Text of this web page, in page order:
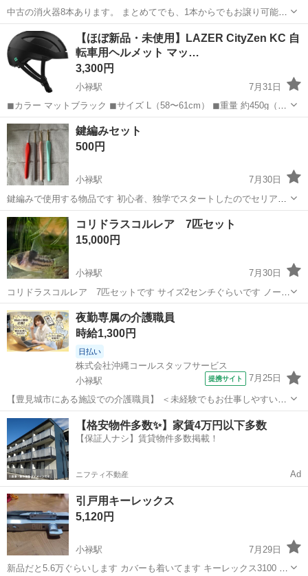
中古の消火器8本あります。 まとめてでも、1本からでもお譲り可能で
す。再利用いただける方がいらっしゃいましたら、ぜひご連絡くださ
い。 恐れ入りますが、写真以上の詳細情報は分かりかねますため、仕
様等に関するご質問にはお答え...
沖縄 豊見城市 小禄駅 その他
【ほぼ新品・未使用】LAZER CityZen KC 自
転車用ヘルメット マッ…
3,300円
小禄駅
7月31日
◼︎カラー マットブラック ◼︎サイズ L（58〜61cm） ◼︎重量 約450g（L
サイズ） ◼︎価格 3,300円（税込） ※市場価格は¥5,600〜¥8,580 ◼︎ 商品
の状態 箱か...
沖縄 那覇市 小禄駅 その他
鍵編みセット
500円
小禄駅
7月30日
鍵編みで使用する物品です 初心者、独学でスタートしたのでセリアや
ダイソー商品がほとんどですが、4/0サイズのかぎ針はCLOVERです。
編み物をやってみたい！という方 いかがでしょうか？
沖縄 豊見城市 小禄駅
コリドラスコルレア 7匹セット
15,000円
小禄駅
7月30日
コリドラスコルレア 7匹セットです サイズ2センチぐらいです ノーマ
ル個体です 安心サイズです 神経質な方は ご遠慮ください よろしく
お願いします
沖縄 那覇市 小禄駅 その他
夜勤専属の介護職員
時給1,300円
日払い
株式会社沖縄コールスタッフサービス
小禄駅
提携サイト 7月25日
【豊見城市にある施設での介護職員】 ＜未経験でもお仕事しやすい環
境です！＞ ・入浴介助 ・食事介助 ・口腔ケア ・オムツ交換 ・夜間見
守り(2名体制) などなど 介護というと、資格必須のイメージがありま
すが 無資格でも...
沖縄 豊見城市 小禄駅 介護
【格安物件多数✨】家賃4万円以下多数
【保証人ナシ】賃貸物件多数掲載！
ニフティ不動産 Ad
引戸用キーレックス
5,120円
小禄駅
7月29日
新品だと5.6万ぐらいします カバーも着いてます キーレックス3100 引